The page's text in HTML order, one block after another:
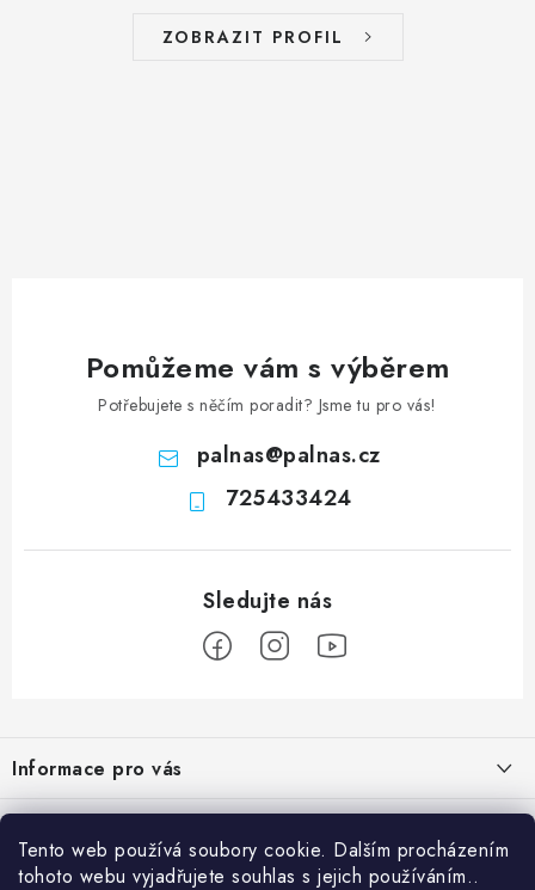
Tento web používá soubory cookie. Dalším procházením
tohoto webu vyjadřujete souhlas s jejich používáním..
ZOBRAZIT PROFIL
Pomůžeme vám s výběrem
Potřebujete s něčím poradit? Jsme tu pro vás!
palnas@palnas.cz
725433424
p
a
Informace pro vás
Obchodní podmínky
Podmínky ochrany osobních údajů